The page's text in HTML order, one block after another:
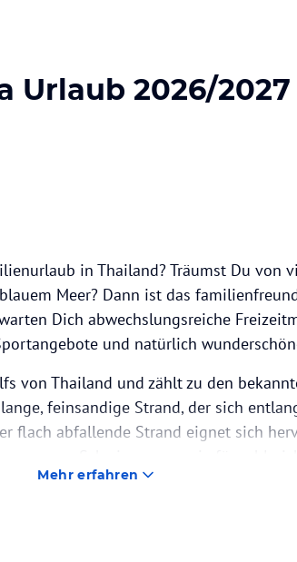
Urlaub 2026/2027
in Thailand? Träumst Du von
Meer? Dann ist das
Dich abwechslungsreiche
und natürlich
von Thailand und zählt zu den
feinsandige Strand, der sich
flach abfallende Strand eignet sich
Mehr erfahren